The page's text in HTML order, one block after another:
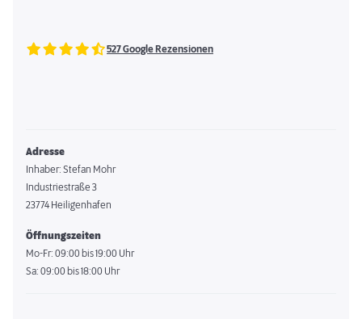
527 Google Rezensionen
Adresse
Inhaber: Stefan Mohr
Industriestraße 3
23774 Heiligenhafen
Öffnungszeiten
Mo-Fr: 09:00 bis 19:00 Uhr
Sa: 09:00 bis 18:00 Uhr